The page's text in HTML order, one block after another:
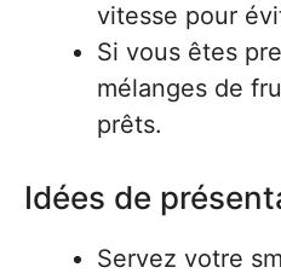
vitesse pour
Si vous êtes
mélanges de
prêts.
Idées de
Servez votre